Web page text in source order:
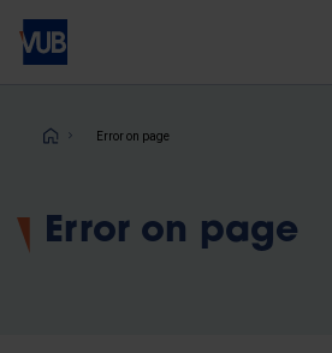
Skip
main
Breadcrumb
Error on page
Error on page